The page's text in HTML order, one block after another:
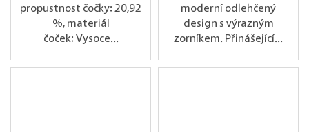
propustnost čočky: 20,92
%, materiál
čoček: Vysoce...
moderní odlehčený
design s výrazným
zorníkem. Přinášející...